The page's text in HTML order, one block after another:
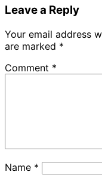
Leave a Reply
Your email address
are marked *
Comment *
Name *